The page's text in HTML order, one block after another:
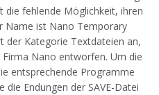
die fehlende Möglichkeit, ihren
Name ist Nano Temporary
der Kategorie Textdateien an,
Nano entworfen. Um die
entsprechende Programme
Endungen der SAVE-Datei